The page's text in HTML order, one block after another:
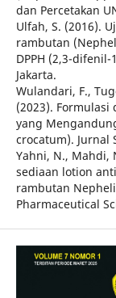
dan Percetakan
Ulfah, S. (2016).
rambutan
DPPH (2,3-
Jakarta.
Wulandari, F.,
(2023). Formulasi
yang
crocatum). Jurnal
Yahni, N., Mahdi,
sediaan lotion
rambutan
Pharmaceutical